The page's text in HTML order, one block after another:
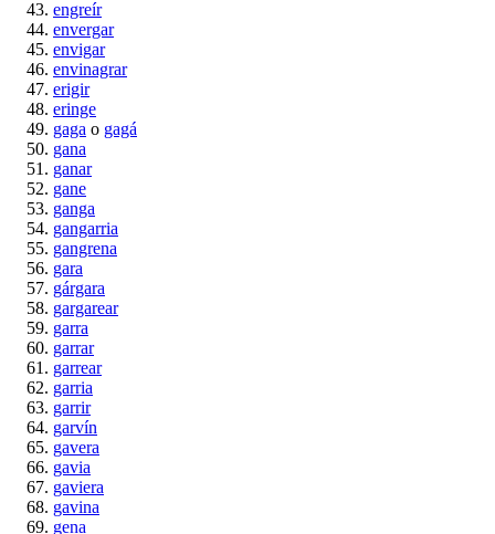
engreír
envergar
envigar
envinagrar
erigir
eringe
gaga o gagá
gana
ganar
gane
ganga
gangarria
gangrena
gara
gárgara
gargarear
garra
garrar
garrear
garria
garrir
garvín
gavera
gavia
gaviera
gavina
gena